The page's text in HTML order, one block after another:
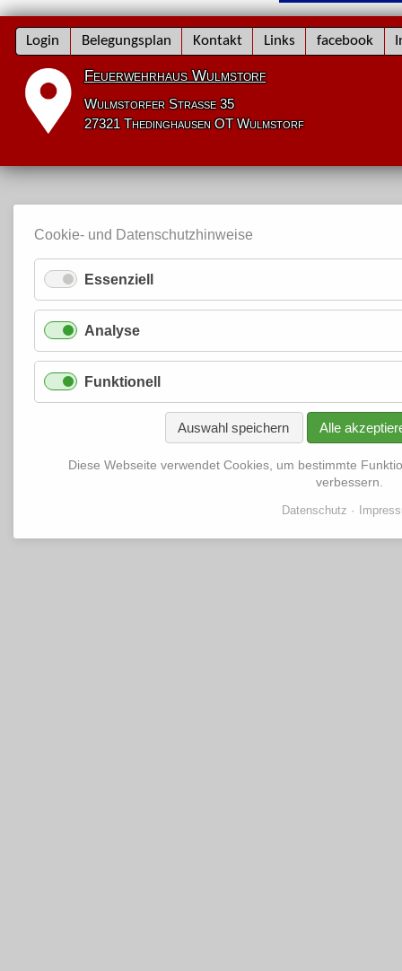
Navigation
überspringen
Login Belegungsplan Kontakt Links facebook
Feuerwehrhaus Wulmstorf
Wulmstorfer Straße 35
27321 Thedinghausen OT Wulmstorf
Cookie- und Datenschutzhinweise
Essenziell
Analyse
Funktionell
Auswahl speichern Alle
Diese Webseite verwendet Cookies, um bestimmte
verbessern.
Datenschutz